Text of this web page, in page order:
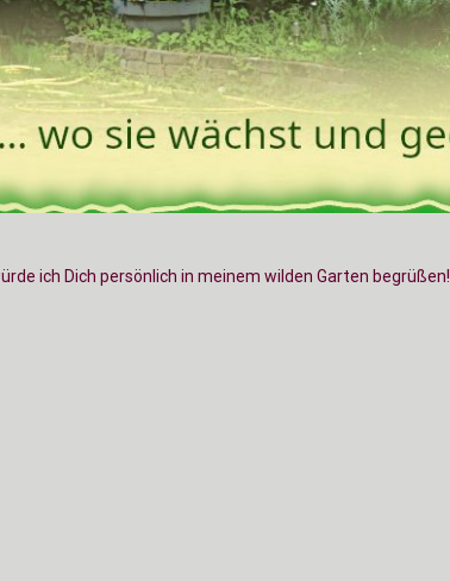
ich Dich persönlich in meinem wilden Garten begrüßen!